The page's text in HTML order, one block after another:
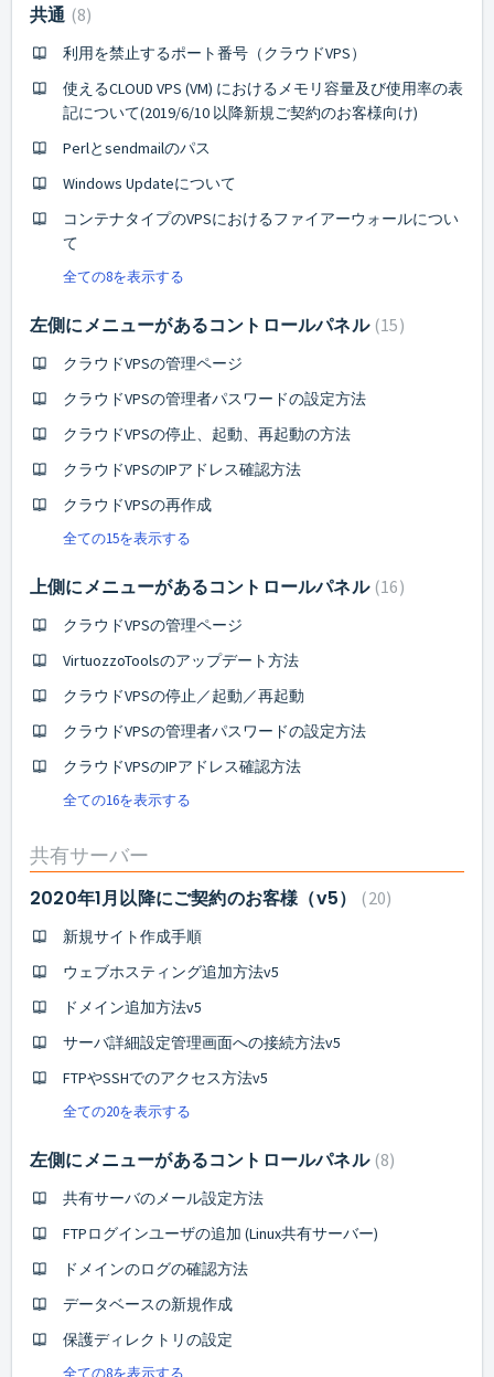
共通 8
利用を禁止するポート番号（クラウドVPS）
使えるCLOUD VPS (VM) におけるメモリ容量及び使用率の表
記について(2019/6/10 以降新規ご契約のお客様向け)
Perlとsendmailのパス
Windows Updateについて
コンテナタイプのVPSにおけるファイアーウォールについ
て
全ての8を表示する
左側にメニューがあるコントロールパネル 15
クラウドVPSの管理ページ
クラウドVPSの管理者パスワードの設定方法
クラウドVPSの停止、起動、再起動の方法
クラウドVPSのIPアドレス確認方法
クラウドVPSの再作成
全ての15を表示する
上側にメニューがあるコントロールパネル 16
クラウドVPSの管理ページ
VirtuozzoToolsのアップデート方法
クラウドVPSの停止／起動／再起動
クラウドVPSの管理者パスワードの設定方法
クラウドVPSのIPアドレス確認方法
全ての16を表示する
共有サーバー
2020年1月以降にご契約のお客様（v5） 20
新規サイト作成手順
ウェブホスティング追加方法v5
ドメイン追加方法v5
サーバ詳細設定管理画面への接続方法v5
FTPやSSHでのアクセス方法v5
全ての20を表示する
左側にメニューがあるコントロールパネル 8
共有サーバのメール設定方法
FTPログインユーザの追加 (Linux共有サーバー)
ドメインのログの確認方法
データベースの新規作成
保護ディレクトリの設定
全ての8を表示する